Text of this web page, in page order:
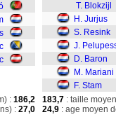
T. Blokzijl
H. Jurjus
S. Resink
J.
D. Baron
M. Mariani
F. Stam
: 186,2
: 27,0
183,7 : taille
24,9 : age moyen